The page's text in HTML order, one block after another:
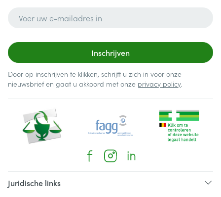
Inschrijven
Door op inschrijven te klikken, schrijft u zich in voor onze
nieuwsbrief en gaat u akkoord met onze privacy policy.
Juridische links